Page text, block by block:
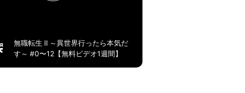
無職転生 Ⅱ ～異世界行ったら本気だ
す～ #0〜12【無料ビデオ1週間】